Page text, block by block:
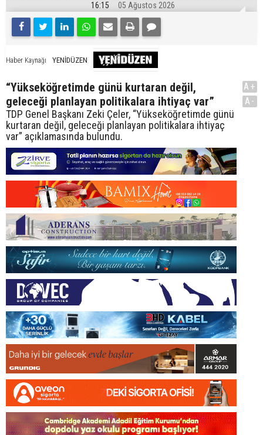
16:15 05 Ağustos 2026
Haber Kaynağı YENİDÜZEN
“Yükseköğretimde günü kurtaran değil,
geleceği planlayan politikalara ihtiyaç var”
TDP Genel Başkanı Zeki Çeler, “Yükseköğretimde günü
kurtaran değil, geleceği planlayan politikalara ihtiyaç
var” açıklamasında bulundu.
A+
A-